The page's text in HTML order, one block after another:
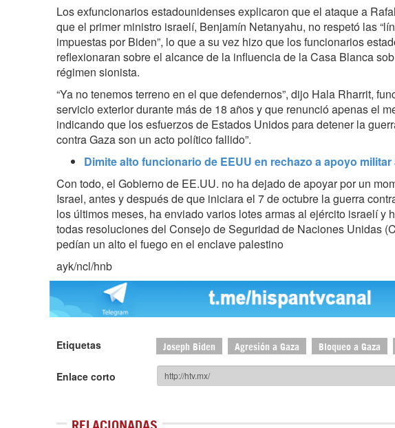
Los exfuncionarios estadounidenses explicaron que el ataque a
que el primer ministro israelí, Benjamín Netanyahu, no respetó las
impuestas por Biden”, lo que a su vez hizo que los funcionarios
reflexionaran sobre el alcance de la influencia de la Casa Blanca
régimen sionista.
“Ya no tenemos terreno en el que defendernos”, dijo Hala Rharrit,
servicio exterior durante más de 18 años y que renunció apenas el
indicando que los esfuerzos de Estados Unidos para detener la
contra Gaza son un acto político fallido”.
Dimite alto funcionario de EEUU en rechazo a apoyo militar
Con todo, el Gobierno de EE.UU. no ha dejado de apoyar por un
Israel, antes y después de que iniciara el 7 de octubre la guerra
los últimos meses, ha enviado varios lotes armas al ejército israelí y
todas resoluciones del Consejo de Seguridad de Naciones Unidas
pedían un alto el fuego en el enclave palestino
ayk/ncl/hnb
Etiquetas Joseph Biden Agresión a Gaza Bloqueo a Gaza
Enlace corto
RELACIONADAS